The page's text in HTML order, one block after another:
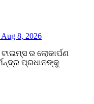
Aug 8, 2026